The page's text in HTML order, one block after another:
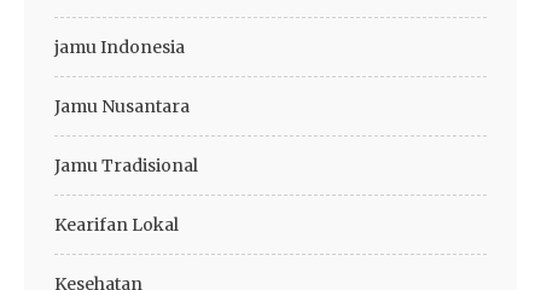
jamu Indonesia
Jamu Nusantara
Jamu Tradisional
Kearifan Lokal
Kesehatan